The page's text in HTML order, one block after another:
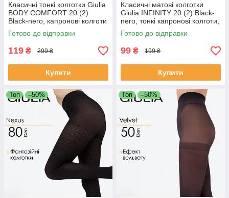
Класичні тонкі колготки Giulia
BODY COMFORT 20 (2)
Black-nero, капронові колготи
Джулія, чорні
Готово до відправки
119 ₴ 299 ₴
Купити
Класичні матові колготки
Giulia INFINITY 20 (2) Black-
nero, тонкі капронові колготи,
жіночі колготки без блиску
Готово до відправки
99 ₴ 199 ₴
Купити
Топ –50% Топ –50%